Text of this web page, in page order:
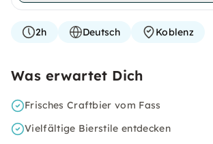
2h Deutsch Koblenz
Was erwartet Dich
Frisches Craftbier vom Fass
Vielfältige Bierstile entdecken